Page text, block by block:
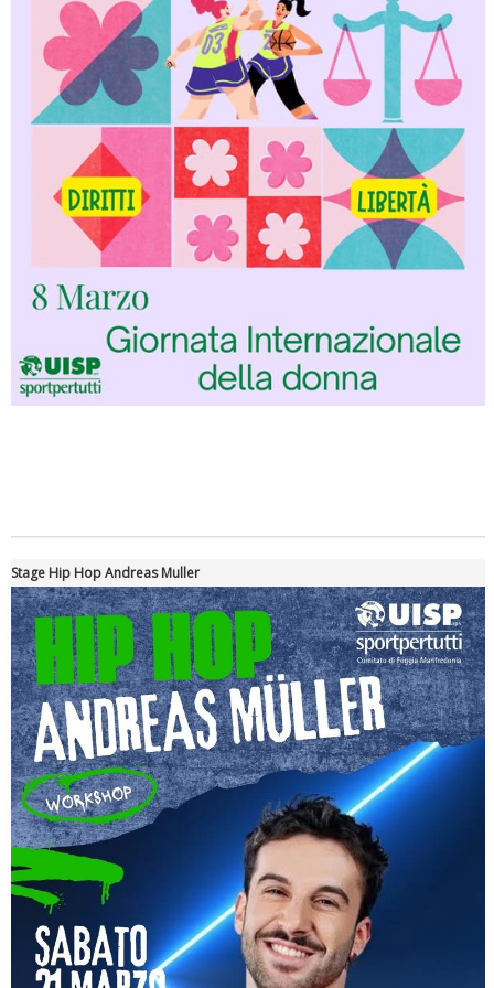
Tiziano Pesce a Radio InBlu2000 traccia il bilancio della stagione
Ddl Lobby, Uisp: “Il Parlamento valorizzi le nostre specificità"
La formazione Uisp rallenta ma prosegue anche in estate
Stage Hip Hop Andreas Muller